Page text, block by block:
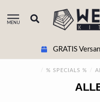
MENU
+43 5356 20511
/ % SPECIALS % /